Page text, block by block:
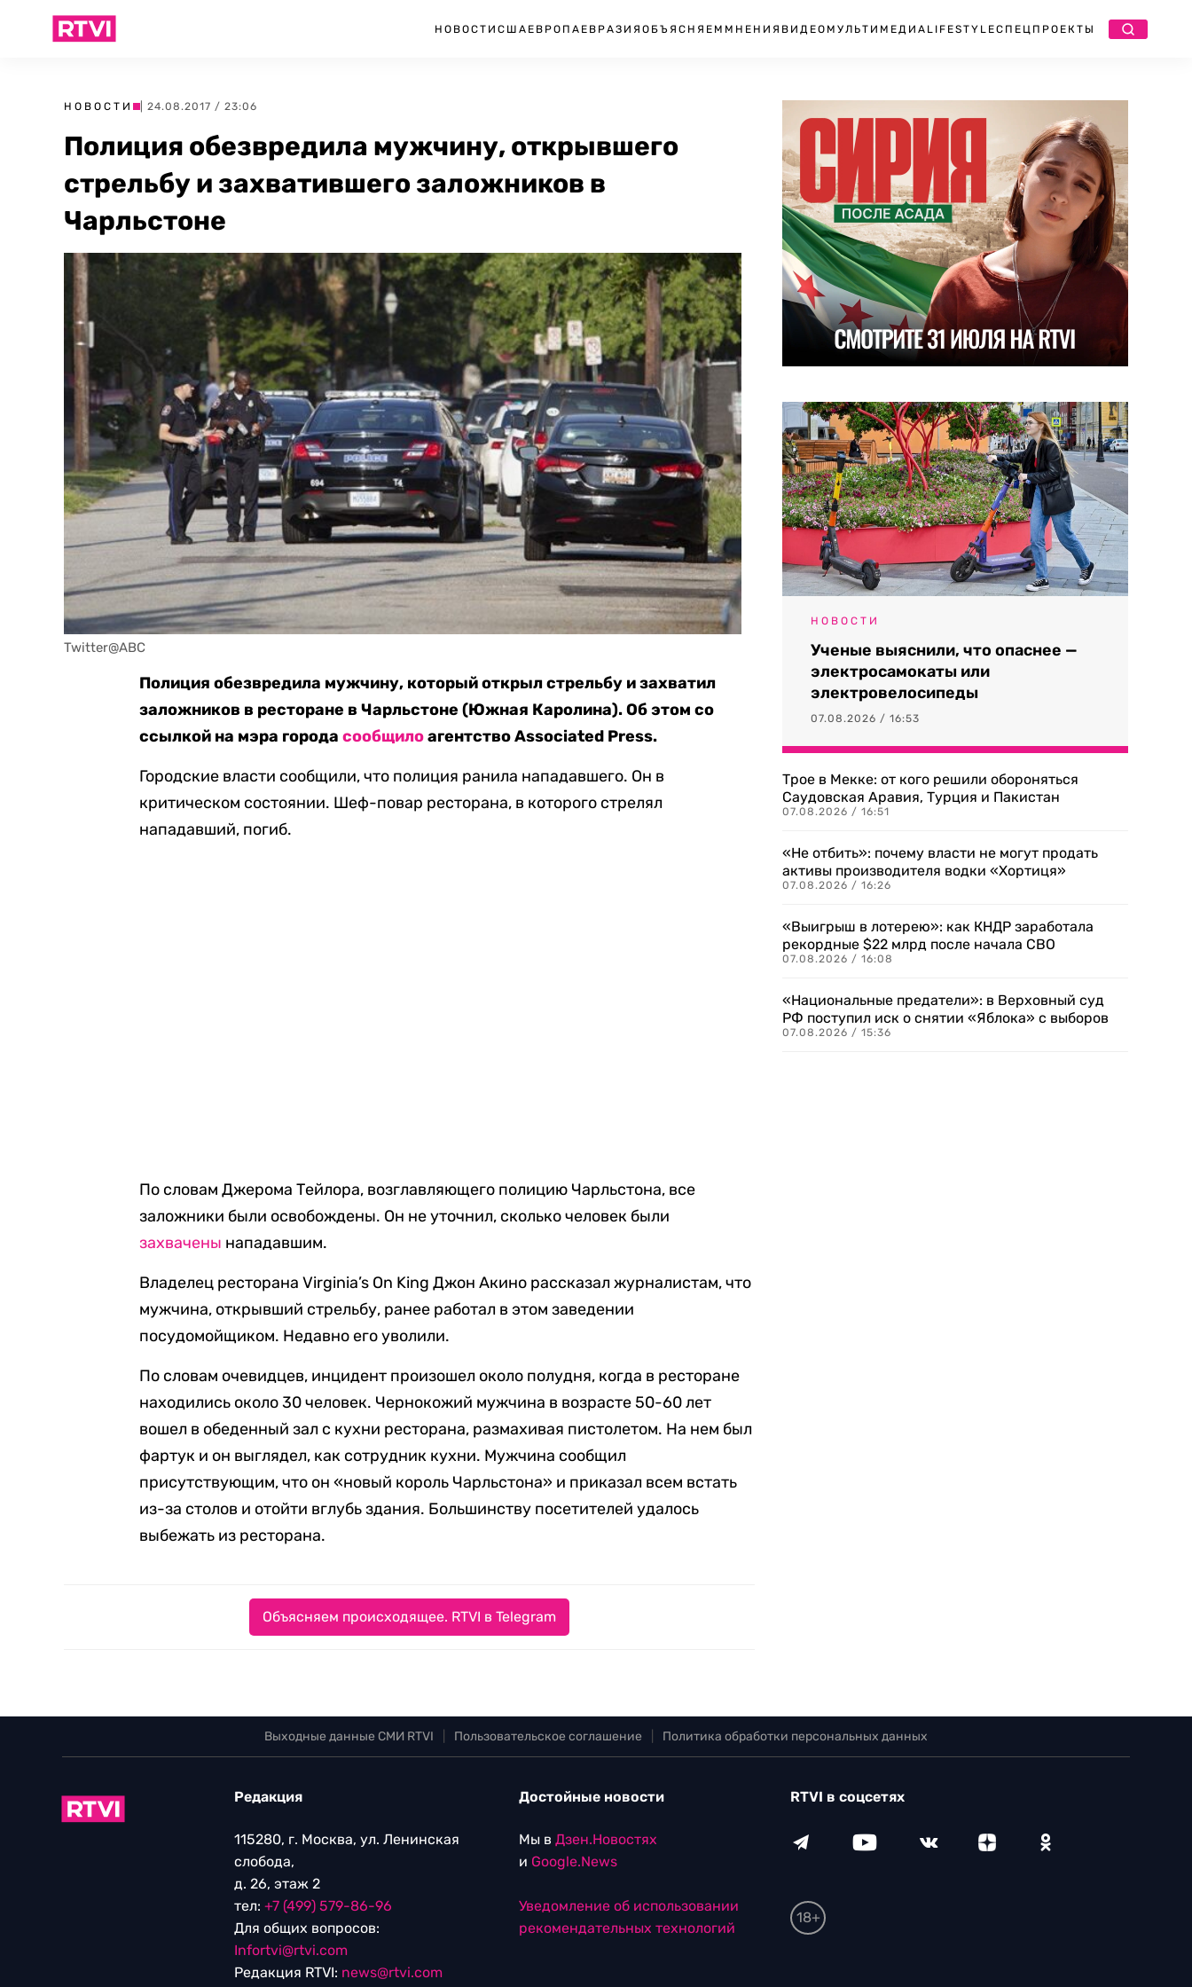
НОВОСТИ США ЕВРОПА ЕВРАЗИЯ ОБЪЯСНЯЕМ МНЕНИЯ ВИДЕО МУЛЬТИМЕДИА LIFESTYLEСПЕЦПРОЕКТЫ
НОВОСТИ | 24.08.2017 / 23:06
Полиция обезвредила мужчину, открывшего
стрельбу и захватившего заложников в
Чарльстоне
Twitter@ABC
Полиция обезвредила мужчину, который открыл стрельбу и захватил
заложников в ресторане в Чарльстоне (Южная Каролина). Об этом со
ссылкой на мэра городасообщилоагентство Associated Press.
Городские власти сообщили, что полиция ранила нападавшего. Он в
критическом состоянии. Шеф-повар ресторана, в которого стрелял
нападавший, погиб.
По словам Джерома Тейлора, возглавляющего полицию Чарльстона, все
заложники были освобождены. Он не уточнил, сколько человек были
захвачены нападавшим.
Владелец ресторана Virginia’s On King Джон Акино рассказал журналистам, что
мужчина, открывший стрельбу, ранее работал в этом заведении
посудомойщиком. Недавно его уволили.
По словам очевидцев, инцидент произошел около полудня, когда в ресторане
находились около 30 человек. Чернокожий мужчина в возрасте 50-60 лет
вошел в обеденный зал с кухни ресторана, размахивая пистолетом. На нем был
фартук и он выглядел, как сотрудник кухни. Мужчина сообщил
присутствующим, что он «новый король Чарльстона» и приказал всем встать
из-за столов и отойти вглубь здания. Большинству посетителей удалось
выбежать из ресторана.
Объясняем происходящее. RTVI в Telegram
НОВОСТИ
Ученые выяснили, что опаснее —
электросамокаты или
электровелосипеды
07.08.2026 / 16:53
Трое в Мекке: от кого решили обороняться
Саудовская Аравия, Турция и Пакистан
07.08.2026 / 16:51
«Не отбить»: почему власти не могут продать
активы производителя водки «Хортиця»
07.08.2026 / 16:26
«Выигрыш в лотерею»: как КНДР заработала
рекордные $22 млрд после начала СВО
07.08.2026 / 16:08
«Национальные предатели»: в Верховный суд
РФ поступил иск о снятии «Яблока» с выборов
07.08.2026 / 15:36
Выходные данные СМИ RTVI Пользовательское соглашение Политика обработки персональных данных
Редакция
115280, г. Москва, ул. Ленинская
слобода,
д. 26, этаж 2
тел: +7 (499) 579-86-96
Для общих вопросов:
Infortvi@rtvi.com
Редакция RTVI: news@rtvi.com
Достойные новости
Мы в Дзен.Новостях
и Google.News
Уведомление об использовании
рекомендательных технологий
RTVI в соцсетях
18+